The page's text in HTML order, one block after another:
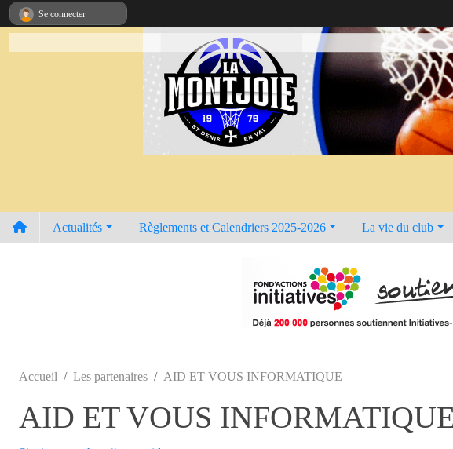
Actualités Règlements et Calendriers 2025-2026 La vie du club
Accueil Les partenaires AID ET VOUS INFORMATIQUE
AID ET VOUS
Se connecter
Panneau de gestion des cookies